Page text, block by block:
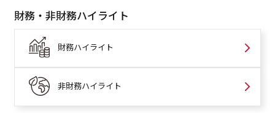
財務・非財務ハイライト
財務ハイライト
非財務ハイライト